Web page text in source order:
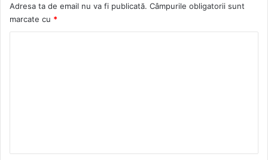
Adresa ta de email nu va fi publicată. Câmpurile obligatorii sunt
marcate cu *